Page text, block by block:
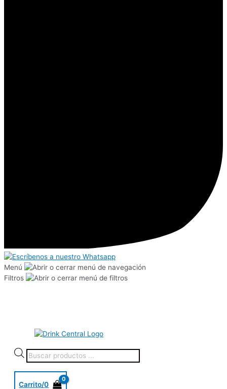
Menú
Filtros
Carrito/0